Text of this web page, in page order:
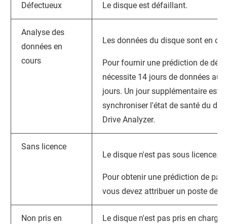
Défectueux Le disque est défaillant.
Analyse des
données en
cours
Les données du disque sont en
Pour fournir une prédiction de
nécessite 14 jours de données au
jours. Un jour supplémentaire est
synchroniser l'état de santé du
Drive Analyzer.
Sans licence
Le disque n'est pas sous licence.
Pour obtenir une prédiction de
vous devez attribuer un poste de
Non pris en Le disque n'est pas pris en charge